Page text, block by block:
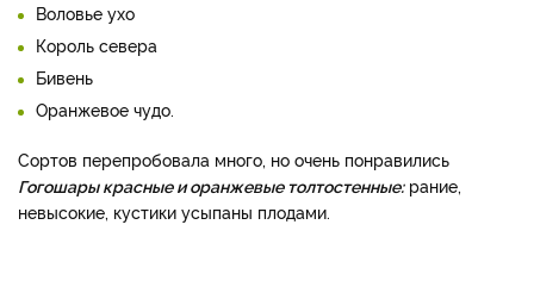
Воловье ухо
Король севера
Бивень
Оранжевое чудо.
Сортов перепробовала много, но очень понравились
Гогошары красные и оранжевые толтостенные:рание,
невысокие, кустики усыпаны плодами.